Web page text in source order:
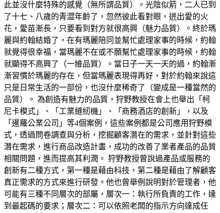
此並沒什麼特殊的感覺（無所謂品質）。光陰似箭，二人已到
了十七、八歲的青澀年齡了，忽然彼此看對眼，迸出愛的火
花，愛苗漸長，只要看到對方就很高興（魅力品質）。終於瑪
麗與約翰結婚了，在有瑪麗陪同並幫忙處理家事的時候，約翰
就覺得很幸福，當瑪麗不在或不願幫忙處理家事的時候，約翰
就顯得不高興了（一維品質）。當日子一天一天的過，約翰漸
漸習慣於瑪麗的存在，但當瑪麗表現得再好，對於約翰來說這
只是日常生活的一部份，也沒什麼稀奇了（變成是一種當然的
品質）。 為創造有魅力的品質，狩野教授在會上也舉出「柯
尼卡模式」、「工業縫紉機」、「商務酒店的創新」，以及
「暹羅公業公司」等4個案例，這些案例都是公司應用狩野模
式，透過問卷調查與分析，挖掘顧客潛在的需求，並針對這些
潛在需求，進行商品改造計畫，成功的改善了業者產品的品質
相關問題，進而提高其利潤。 狩野教授曾說過產品或服務的
創新有二種方式，第一種是藉由科技，第二種是藉由了解顧客
真正需求的方式來進行研發。他也曾舉例說明對於管理者，他
可能有三種不同層次的部屬，層次一：執行所負責的工作，達
到最起碼的要求；層次二：可以依照老闆的指示方向達成任